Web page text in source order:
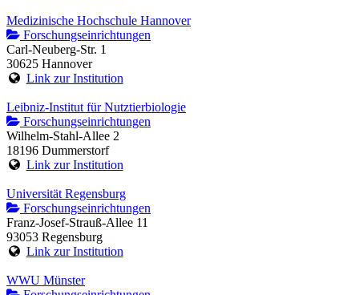
Medizinische Hochschule Hannover
Forschungseinrichtungen
Carl-Neuberg-Str. 1
30625 Hannover
Link zur Institution
Leibniz-Institut für Nutztierbiologie
Forschungseinrichtungen
Wilhelm-Stahl-Allee 2
18196 Dummerstorf
Link zur Institution
Universität Regensburg
Forschungseinrichtungen
Franz-Josef-Strauß-Allee 11
93053 Regensburg
Link zur Institution
WWU Münster